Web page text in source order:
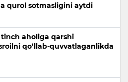
qurol sotmasligini aytdi
aholiga qarshi
qo‘llab-quvvatlaganlikda